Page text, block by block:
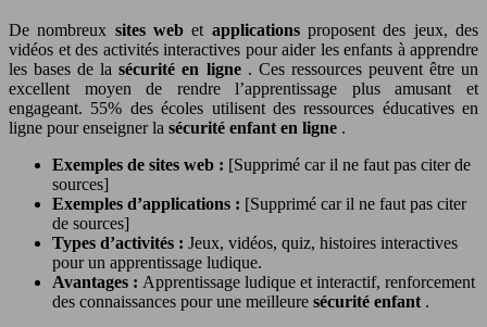
De nombreux sites webet applicationsproposent des jeux, des
vidéos et des activités interactives pour aider les enfants à apprendre
les bases de lasécurité en ligne . Ces ressources peuvent être un
excellent moyen de rendre l’apprentissage plus amusant et
engageant. 55% des écoles utilisent des ressources éducatives en
ligne pour enseigner la sécurité enfant en ligne .
Exemples de sites web : [Supprimé car il ne faut pas citer de
sources]
Exemples d’applications : [Supprimé car il ne faut pas citer
de sources]
Types d’activités : Jeux, vidéos, quiz, histoires interactives
pour un apprentissage ludique.
Avantages : Apprentissage ludique et interactif, renforcement
des connaissances pour une meilleure sécurité enfant .